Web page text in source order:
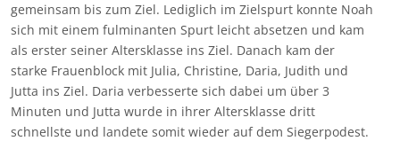
gemeinsam bis zum Ziel. Lediglich im Zielspurt konnte Noah
sich mit einem fulminanten Spurt leicht absetzen und kam
als erster seiner Altersklasse ins Ziel. Danach kam der
starke Frauenblock mit Julia, Christine, Daria, Judith und
Jutta ins Ziel. Daria verbesserte sich dabei um über 3
Minuten und Jutta wurde in ihrer Altersklasse dritt
schnellste und landete somit wieder auf dem Siegerpodest.